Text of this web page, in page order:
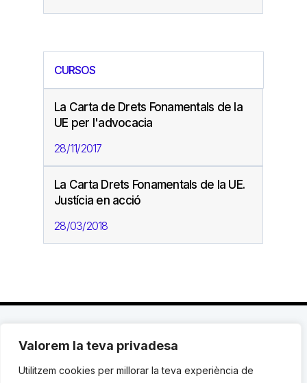
Valorem la teva privadesa
Utilitzem cookies per millorar la teva experiència de
CURSOS
La Carta de Drets Fonamentals de la
UE per l'advocacia
28/11/2017
La Carta Drets Fonamentals de la UE.
Justícia en acció
28/03/2018
C. Avinyó 44, 2n | 08002 Barcelona |
119 03 72|institut@idhc.org